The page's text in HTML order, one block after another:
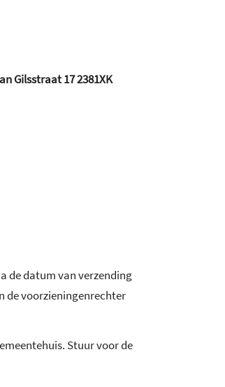
Gilsstraat 17 2381XK
de datum van verzending
de voorzieningenrechter
Stuur voor de